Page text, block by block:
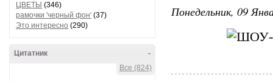
ЦВЕТЫ (346)
рамочки 'черный фон' (37)
Это интересно (290)
-
Цитатник
Все (824)
Понедельник, 09